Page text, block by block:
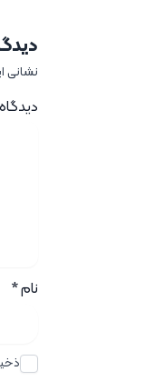
نشانی
دیدگاه
نام*